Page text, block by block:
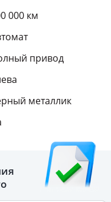
000 км
привод
металлик